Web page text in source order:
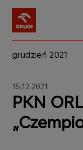
grudzień 2021
15.12.2021
PKN